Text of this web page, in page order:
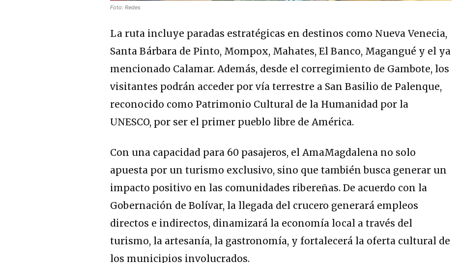
Foto: Redes
La ruta incluye paradas estratégicas en destinos como Nueva Venecia,
Santa Bárbara de Pinto, Mompox, Mahates, El Banco, Magangué y el ya
mencionado Calamar. Además, desde el corregimiento de Gambote, los
visitantes podrán acceder por vía terrestre a San Basilio de Palenque,
reconocido como Patrimonio Cultural de la Humanidad por la
UNESCO, por ser el primer pueblo libre de América.
Con una capacidad para 60 pasajeros, el AmaMagdalena no solo
apuesta por un turismo exclusivo, sino que también busca generar un
impacto positivo en las comunidades ribereñas. De acuerdo con la
Gobernación de Bolívar, la llegada del crucero generará empleos
directos e indirectos, dinamizará la economía local a través del
turismo, la artesanía, la gastronomía, y fortalecerá la oferta cultural de
los municipios involucrados.